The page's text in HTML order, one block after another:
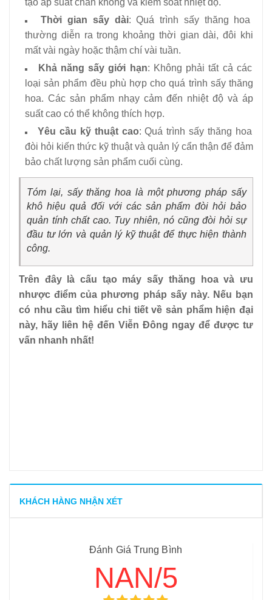
tạo áp suất chân không và kiểm soát nhiệt độ.
Thời gian sấy dài: Quá trình sấy thăng hoa
thường diễn ra trong khoảng thời gian dài, đôi khi
mất vài ngày hoặc thậm chí vài tuần.
Khả năng sấy giới hạn: Không phải tất cả các
loại sản phẩm đều phù hợp cho quá trình sấy thăng
hoa. Các sản phẩm nhạy cảm đến nhiệt độ và áp
suất cao có thể không thích hợp.
Yêu cầu kỹ thuật cao: Quá trình sấy thăng hoa
đòi hỏi kiến thức kỹ thuật và quản lý cẩn thận để đảm
bảo chất lượng sản phẩm cuối cùng.
Tóm lại, sấy thăng hoa là một phương pháp sấy
khô hiệu quả đối với các sản phẩm đòi hỏi bảo
quản tính chất cao. Tuy nhiên, nó cũng đòi hỏi sự
đầu tư lớn và quản lý kỹ thuật để thực hiện thành
công.
Trên đây là cấu tạo máy sấy thăng hoa và ưu
nhược điểm của phương pháp sấy này. Nếu bạn
có nhu cầu tìm hiểu chi tiết về sản phẩm hiện đại
này, hãy liên hệ đến Viễn Đông ngay để được tư
vấn nhanh nhất!
KHÁCH HÀNG NHẬN XÉT
Đánh Giá Trung Bình
NAN/5